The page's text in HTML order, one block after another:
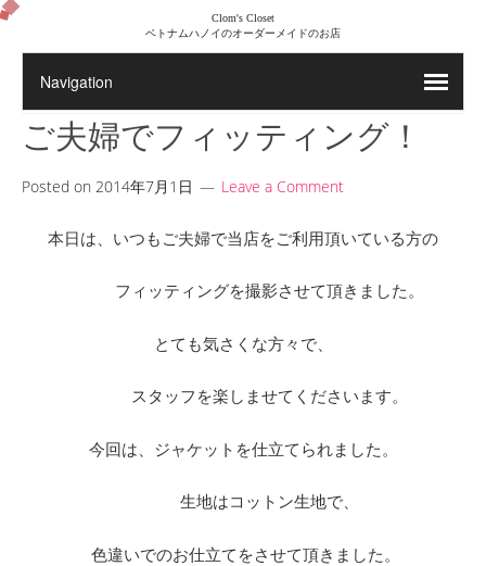
Clom's Closet
ベトナムハノイのオーダーメイドのお店
ご夫婦でフィッティング！
Posted on 2014年7月1日 Leave a Comment
本日は、いつもご夫婦で当店をご利用頂いている方の
フィッティングを撮影させて頂きました。
とても気さくな方々で、
スタッフを楽しませてくださいます。
今回は、ジャケットを仕立てられました。
生地はコットン生地で、
色違いでのお仕立てをさせて頂きました。